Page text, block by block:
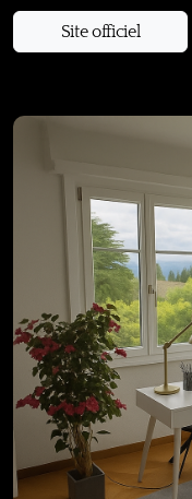
Site officiel